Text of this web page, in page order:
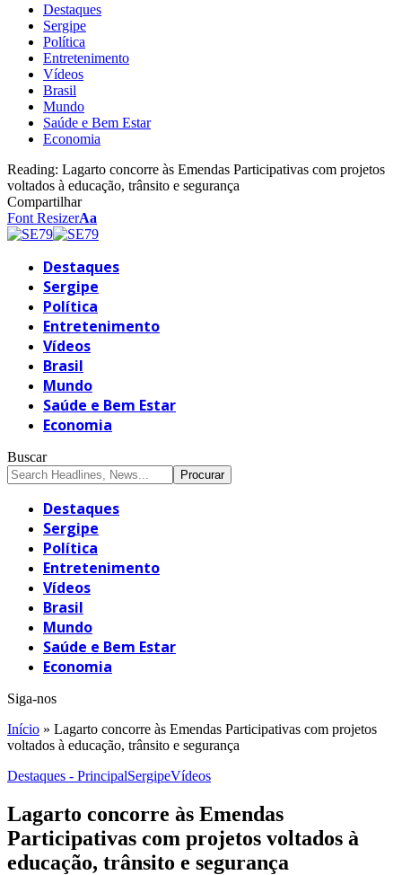
Destaques
Sergipe
Política
Entretenimento
Vídeos
Brasil
Mundo
Saúde e Bem Estar
Economia
Reading: Lagarto concorre às Emendas Participativas com projetos
voltados à educação, trânsito e segurança
Compartilhar
Font ResizerAa
Destaques
Sergipe
Política
Entretenimento
Vídeos
Brasil
Mundo
Saúde e Bem Estar
Economia
Buscar
Destaques
Sergipe
Política
Entretenimento
Vídeos
Brasil
Mundo
Saúde e Bem Estar
Economia
Siga-nos
Início » Lagarto concorre às Emendas Participativas com projetos
voltados à educação, trânsito e segurança
Destaques - PrincipalSergipeVídeos
Lagarto concorre às Emendas
Participativas com projetos voltados à
educação, trânsito e segurança